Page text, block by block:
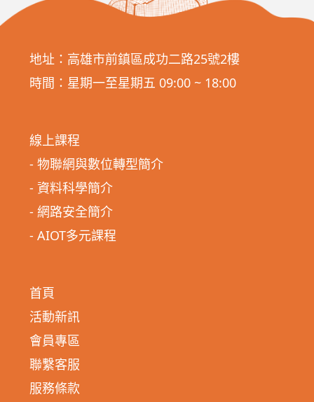
地址：高雄市前鎮區成功二路25號2樓
時間：星期一至星期五 09:00 ~ 18:00
線上課程
- 物聯網與數位轉型簡介
- 資料科學簡介
- 網路安全簡介
- AIOT多元課程
首頁
活動新訊
會員專區
聯繫客服
服務條款